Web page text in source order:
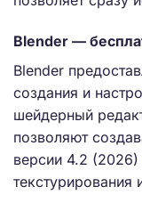
Blender —
Blender
создания и
шейдерный
позволяют
версии 4.2
текстурирования